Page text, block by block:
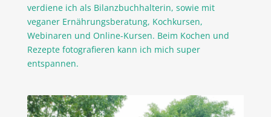
verdiene ich als Bilanzbuchhalterin, sowie mit
veganer Ernährungsberatung, Kochkursen,
Webinaren und Online-Kursen. Beim Kochen und
Rezepte fotografieren kann ich mich super
entspannen.